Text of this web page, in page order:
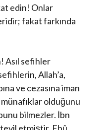
edin! Onlar
fakat farkında
Asıl sefihler
Allah’a,
ve cezasına iman
olduğunu
bilmezler. İbn